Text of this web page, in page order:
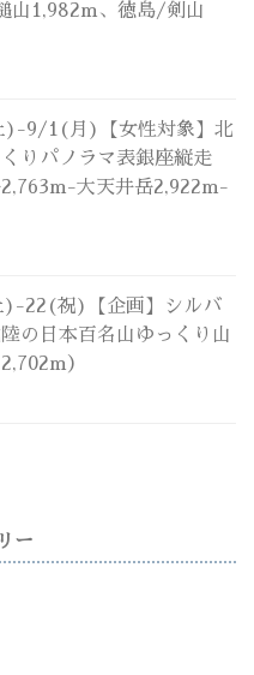
山1,982m、徳島/剣山
9/1(月)【女性対象】北
りパノラマ表銀座縦走
2,763m-大天井岳2,922m-
22(祝)【企画】シルバ
の日本百名山ゆっくり山
）
ー